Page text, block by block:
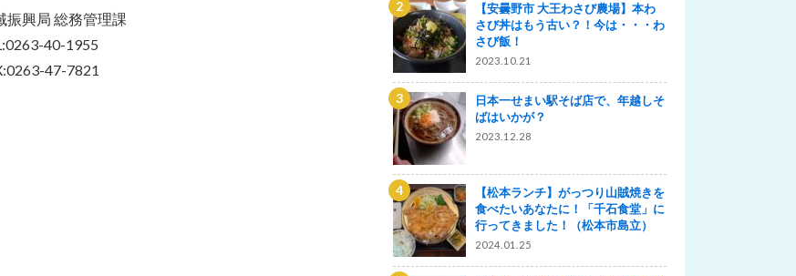
振興局 総務管理課
40-1955
47-7821
【安曇野市 大王わさび農場】本わ
さび丼はもう古い？！今は・・・わ
さび飯！
2023.10.21
日本一せまい駅そば店で、年越しそ
ばはいかが？
2023.12.28
【松本ランチ】がっつり山賊焼きを
食べたいあなたに！「千石食堂」に
行ってきました！（松本市島立）
2024.01.25